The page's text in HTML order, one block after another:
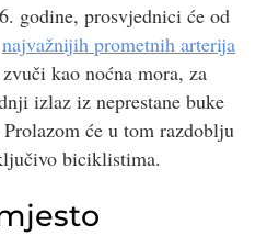
godine, prosvjednici će od
najvažnijih prometnih arterija
kao noćna mora, za
izlaz iz neprestane buke
će u tom razdoblju
biciklistima.